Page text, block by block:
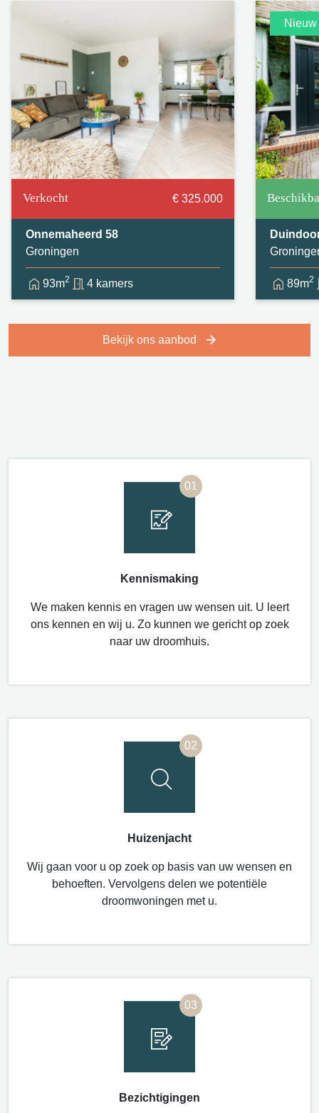
Verkocht € 325.000
Onnemaheerd 58
Groningen
93m2 4 kamers
Nieuw
89m2
Bekijk ons aanbod
01
Kennismaking
We maken kennis en vragen uw wensen uit. U leert
ons kennen en wij u. Zo kunnen we gericht op zoek
naar uw droomhuis.
02
Huizenjacht
Wij gaan voor u op zoek op basis van uw wensen en
behoeften. Vervolgens delen we potentiële
droomwoningen met u.
03
Bezichtigingen